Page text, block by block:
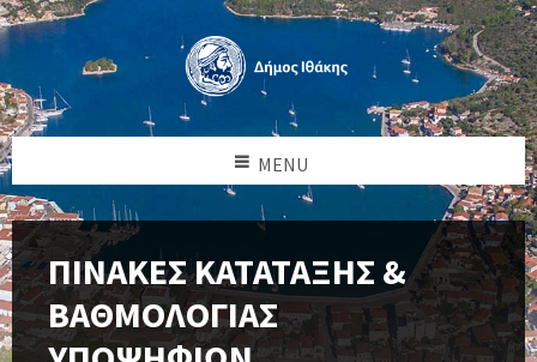
MENU
ΠΙΝΑΚΕΣ ΚΑΤΑΤΑΞΗΣ &
ΒΑΘΜΟΛΟΓΙΑΣ